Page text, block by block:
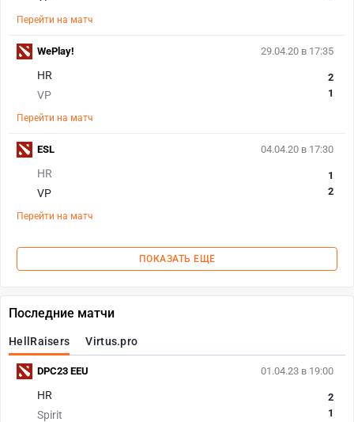
Перейти на матч
29.04.20 в 17:35
HR
VP
2
1
Перейти на матч
WePlay!
04.04.20 в 17:30
HR
VP
1
2
Перейти на матч
ESL
ПОКАЗАТЬ ЕЩЕ
Последние матчи
HellRaisers Virtus.pro
01.04.23 в 19:00
HR
Spirit
2
1
DPC23 EEU